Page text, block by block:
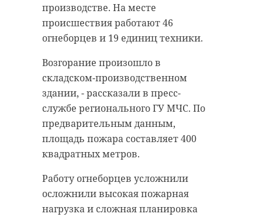
производстве. На месте
происшествия работают 46
огнеборцев и 19 единиц техники.
Возгорание произошло в
складском-производственном
здании, - рассказали в пресс-
службе регионального ГУ МЧС. По
предварительным данным,
площадь пожара составляет 400
квадратных метров.
Работу огнеборцев усложнили
осложнили высокая пожарная
нагрузка и сложная планировка